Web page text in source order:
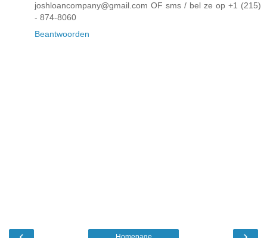
joshloancompany@gmail.com OF sms / bel ze op +1 (215)
- 874-8060
Beantwoorden